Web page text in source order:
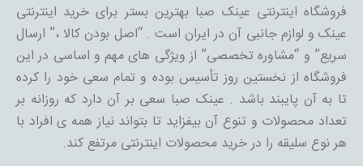
فروشگاه اینترنتی عینک صبا بهترین بستر برای خرید اینترنتی
عینک و لوازم جانبی آن در ایران است . “اصل بودن کالا ،” ارسال
سریع” و “مشاوره تخصصی” از ویژگی های مهم و اساسی در این
فروشگاه از نخستین روز تأسیس بوده و تمام سعی خود را کرده
تا به آن پایبند باشد . عینک صبا سعی بر آن دارد که روزانه بر
تعداد محصولات و تنوع آن بیفزاید تا بتواند نیاز همه ی افراد با
هر نوع سلیقه را در خرید محصولات اینترنتی مرتفع کند.